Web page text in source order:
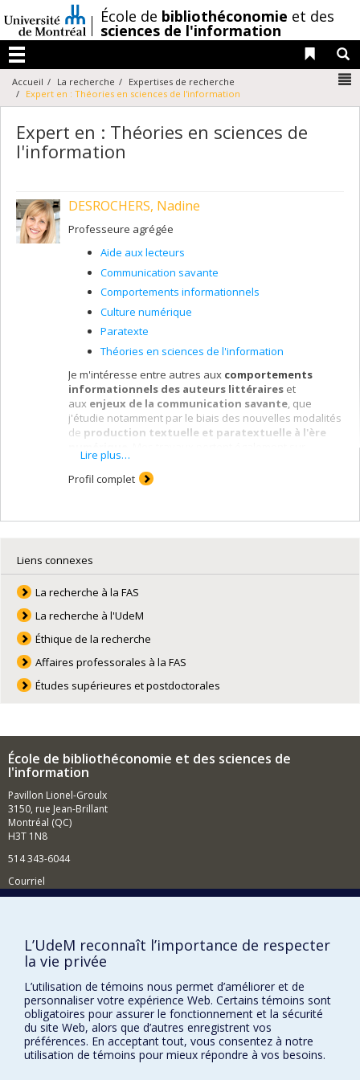
au
contenu
/École de bibliothéconomie et des
sciences de l'information
Menu
Liens
Accueil La recherche
Expertises de recherche
Expert en : Théories en sciences de l'information
Expert en : Théories en sciences de
l'information
DESROCHERS, Nadine
Professeure agrégée
Aide aux lecteurs
Communication savante
Comportements informationnels
Culture numérique
Paratexte
Théories en sciences de l'information
Je m'intéresse entre autres aux comportements
informationnels des auteurs littéraires et
aux enjeux de la communication savante , que
j'étudie notamment par le biais des nouvelles modalités
de production textuelle et paratextuelle à l'ère
lectureet sur les liens que font les usagers entre les
produits culturels (livres, films, musique, etc.) qu'ils
consultent en différents formats et sur différents
recherche d'information, les services aux usagers
Lire plus…
Profil complet
Liens connexes
La recherche à la FAS
La recherche à l'UdeM
Éthique de la recherche
Affaires professorales à la FAS
Études supérieures et postdoctorales
École de bibliothéconomie et des sciences de
l'information
Pavillon Lionel-Groulx
3150, rue Jean-Brillant
Montréal (QC)
H3T 1N8
514 343-6044
Courriel
BESOIN D'AIDE?
Plan du site
Signaler une erreur
Accessibilité
FACULTÉ DES ARTS ET DES SCIENCES
L’UdeM reconnaît l’importance de respecter
la vie privée
L’utilisation de témoins nous permet d’améliorer et de
personnaliser votre expérience Web. Certains témoins sont
obligatoires pour assurer le fonctionnement et la sécurité
du site Web, alors que d’autres enregistrent vos
préférences. En acceptant tout, vous consentez à notre
utilisation de témoins pour mieux répondre à vos besoins.